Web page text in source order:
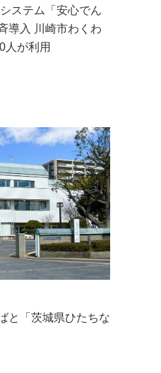
ステム「安心でん
導入 川崎市わくわ
人が利用
と「茨城県ひたちな